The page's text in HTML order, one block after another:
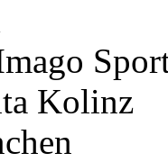
Kolinz